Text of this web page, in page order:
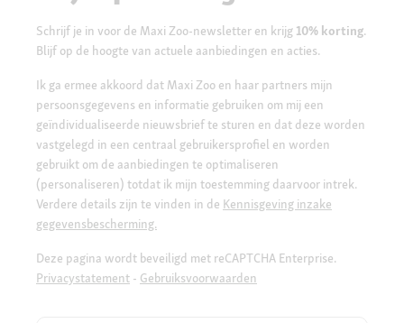
Schrijf je in voor de Maxi Zoo-newsletter en krijg 10% korting.
Blijf op de hoogte van actuele aanbiedingen en acties.
Ik ga ermee akkoord dat Maxi Zoo en haar partners mijn
persoonsgegevens en informatie gebruiken om mij een
geïndividualiseerde nieuwsbrief te sturen en dat deze worden
vastgelegd in een centraal gebruikersprofiel en worden
gebruikt om de aanbiedingen te optimaliseren
(personaliseren) totdat ik mijn toestemming daarvoor intrek.
Verdere details zijn te vinden in de Kennisgeving inzake
gegevensbescherming.
Deze pagina wordt beveiligd met reCAPTCHA Enterprise.
Privacystatement - Gebruiksvoorwaarden